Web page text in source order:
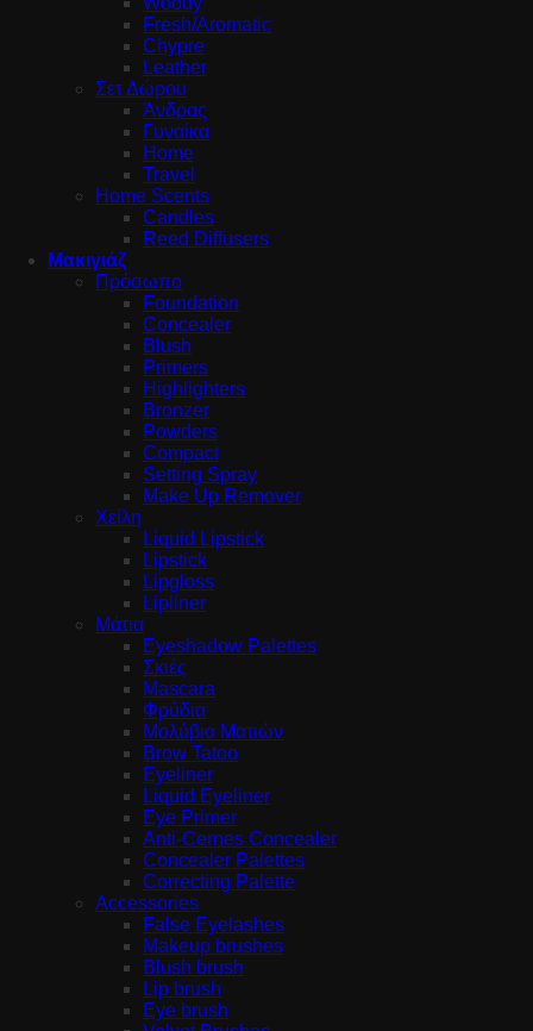
Fresh/Aromatic
Chypre
Leather
Σετ Δώρου
Άνδρας
Γυναίκα
Home
Travel
Home Scents
Candles
Reed Diffusers
Μακιγιάζ
Πρόσωπο
Foundation
Concealer
Blush
Primers
Highlighters
Bronzer
Powders
Compact
Setting Spray
Make Up Remover
Χείλη
Liquid Lipstick
Lipstick
Lipgloss
Lipliner
Μάτια
Eyeshadow Palettes
Σκιές
Mascara
Φρύδια
Μολύβια Ματιών
Brow Tatoo
Eyeliner
Liquid Eyeliner
Eye Primer
Anti-Cernes Concealer
Concealer Palettes
Correcting Palette
Accessories
False Eyelashes
Makeup brushes
Blush brush
Lip brush
Eye brush